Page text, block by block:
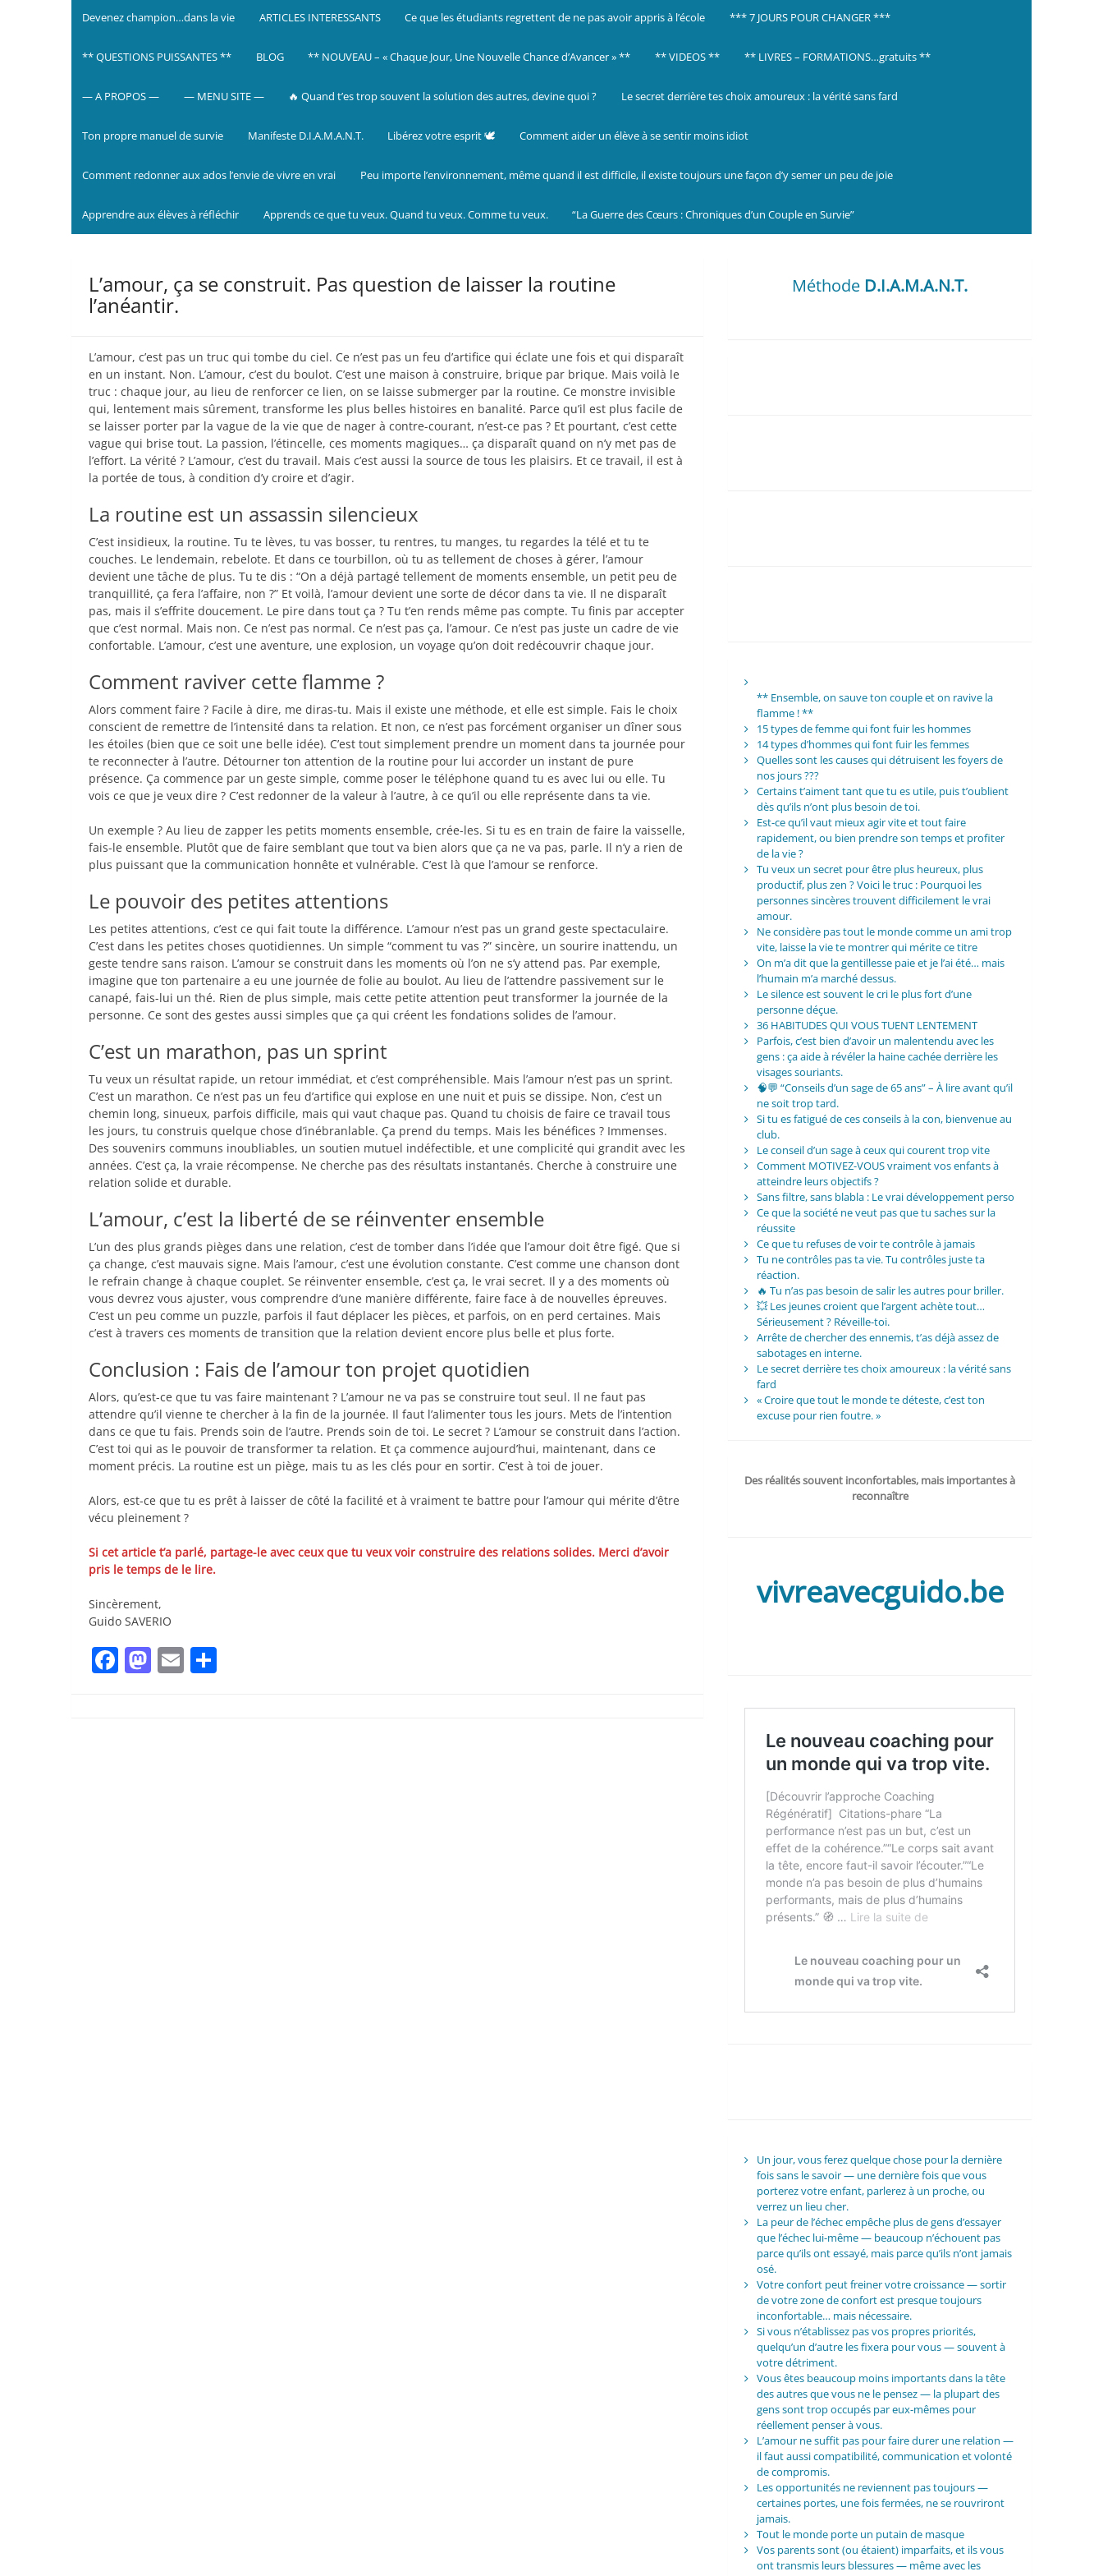
Devenez champion…dans la vie ARTICLES INTERESSANTS Ce que les étudiants regrettent de ne pas avoir appris à l’école *** 7 JOURS POUR CHANGER ***
** QUESTIONS PUISSANTES ** BLOG ** NOUVEAU – « Chaque Jour, Une Nouvelle Chance d’Avancer » ** ** VIDEOS ** ** LIVRES – FORMATIONS…gratuits **
— A PROPOS — — MENU SITE — 🔥 Quand t’es trop souvent la solution des autres, devine quoi ? Le secret derrière tes choix amoureux : la vérité sans fard
Ton propre manuel de survie Manifeste D.I.A.M.A.N.T. Libérez votre esprit 🕊️ Comment aider un élève à se sentir moins idiot
Comment redonner aux ados l’envie de vivre en vrai Peu importe l’environnement, même quand il est difficile, il existe toujours une façon d’y semer un peu de joie
Apprendre aux élèves à réfléchir Apprends ce que tu veux. Quand tu veux. Comme tu veux. “La Guerre des Cœurs : Chroniques d’un Couple en Survie”
L’amour, ça se construit. Pas question de laisser la routine
l’anéantir.
L’amour, c’est pas un truc qui tombe du ciel. Ce n’est pas un feu d’artifice qui éclate une fois et qui disparaît
en un instant. Non. L’amour, c’est du boulot. C’est une maison à construire, brique par brique. Mais voilà le
truc : chaque jour, au lieu de renforcer ce lien, on se laisse submerger par la routine. Ce monstre invisible
qui, lentement mais sûrement, transforme les plus belles histoires en banalité. Parce qu’il est plus facile de
se laisser porter par la vague de la vie que de nager à contre-courant, n’est-ce pas ? Et pourtant, c’est cette
vague qui brise tout. La passion, l’étincelle, ces moments magiques… ça disparaît quand on n’y met pas de
l’effort. La vérité ? L’amour, c’est du travail. Mais c’est aussi la source de tous les plaisirs. Et ce travail, il est à
la portée de tous, à condition d’y croire et d’agir.
La routine est un assassin silencieux
C’est insidieux, la routine. Tu te lèves, tu vas bosser, tu rentres, tu manges, tu regardes la télé et tu te
couches. Le lendemain, rebelote. Et dans ce tourbillon, où tu as tellement de choses à gérer, l’amour
devient une tâche de plus. Tu te dis : “On a déjà partagé tellement de moments ensemble, un petit peu de
tranquillité, ça fera l’affaire, non ?” Et voilà, l’amour devient une sorte de décor dans ta vie. Il ne disparaît
pas, mais il s’effrite doucement. Le pire dans tout ça ? Tu t’en rends même pas compte. Tu finis par accepter
que c’est normal. Mais non. Ce n’est pas normal. Ce n’est pas ça, l’amour. Ce n’est pas juste un cadre de vie
confortable. L’amour, c’est une aventure, une explosion, un voyage qu’on doit redécouvrir chaque jour.
Comment raviver cette flamme ?
Alors comment faire ? Facile à dire, me diras-tu. Mais il existe une méthode, et elle est simple. Fais le choix
conscient de remettre de l’intensité dans ta relation. Et non, ce n’est pas forcément organiser un dîner sous
les étoiles (bien que ce soit une belle idée). C’est tout simplement prendre un moment dans ta journée pour
te reconnecter à l’autre. Détourner ton attention de la routine pour lui accorder un instant de pure
présence. Ça commence par un geste simple, comme poser le téléphone quand tu es avec lui ou elle. Tu
vois ce que je veux dire ? C’est redonner de la valeur à l’autre, à ce qu’il ou elle représente dans ta vie.
Un exemple ? Au lieu de zapper les petits moments ensemble, crée-les. Si tu es en train de faire la vaisselle,
fais-le ensemble. Plutôt que de faire semblant que tout va bien alors que ça ne va pas, parle. Il n’y a rien de
plus puissant que la communication honnête et vulnérable. C’est là que l’amour se renforce.
Le pouvoir des petites attentions
Les petites attentions, c’est ce qui fait toute la différence. L’amour n’est pas un grand geste spectaculaire.
C’est dans les petites choses quotidiennes. Un simple “comment tu vas ?” sincère, un sourire inattendu, un
geste tendre sans raison. L’amour se construit dans les moments où l’on ne s’y attend pas. Par exemple,
imagine que ton partenaire a eu une journée de folie au boulot. Au lieu de l’attendre passivement sur le
canapé, fais-lui un thé. Rien de plus simple, mais cette petite attention peut transformer la journée de la
personne. Ce sont des gestes aussi simples que ça qui créent les fondations solides de l’amour.
C’est un marathon, pas un sprint
Tu veux un résultat rapide, un retour immédiat, et c’est compréhensible. Mais l’amour n’est pas un sprint.
C’est un marathon. Ce n’est pas un feu d’artifice qui explose en une nuit et puis se dissipe. Non, c’est un
chemin long, sinueux, parfois difficile, mais qui vaut chaque pas. Quand tu choisis de faire ce travail tous
les jours, tu construis quelque chose d’inébranlable. Ça prend du temps. Mais les bénéfices ? Immenses.
Des souvenirs communs inoubliables, un soutien mutuel indéfectible, et une complicité qui grandit avec les
années. C’est ça, la vraie récompense. Ne cherche pas des résultats instantanés. Cherche à construire une
relation solide et durable.
L’amour, c’est la liberté de se réinventer ensemble
L’un des plus grands pièges dans une relation, c’est de tomber dans l’idée que l’amour doit être figé. Que si
ça change, c’est mauvais signe. Mais l’amour, c’est une évolution constante. C’est comme une chanson dont
le refrain change à chaque couplet. Se réinventer ensemble, c’est ça, le vrai secret. Il y a des moments où
vous devrez vous ajuster, vous comprendre d’une manière différente, faire face à de nouvelles épreuves.
C’est un peu comme un puzzle, parfois il faut déplacer les pièces, et parfois, on en perd certaines. Mais
c’est à travers ces moments de transition que la relation devient encore plus belle et plus forte.
Conclusion : Fais de l’amour ton projet quotidien
Alors, qu’est-ce que tu vas faire maintenant ? L’amour ne va pas se construire tout seul. Il ne faut pas
attendre qu’il vienne te chercher à la fin de la journée. Il faut l’alimenter tous les jours. Mets de l’intention
dans ce que tu fais. Prends soin de l’autre. Prends soin de toi. Le secret ? L’amour se construit dans l’action.
C’est toi qui as le pouvoir de transformer ta relation. Et ça commence aujourd’hui, maintenant, dans ce
moment précis. La routine est un piège, mais tu as les clés pour en sortir. C’est à toi de jouer.
Alors, est-ce que tu es prêt à laisser de côté la facilité et à vraiment te battre pour l’amour qui mérite d’être
vécu pleinement ?
Si cet article t’a parlé, partage-le avec ceux que tu veux voir construire des relations solides. Merci d’avoir
pris le temps de le lire.
Sincèrement,
Guido SAVERIO
Facebook
Mastodon
Email
Méthode D.I.A.M.A.N.T.
** Ensemble, on sauve ton couple et on ravive la
flamme ! **
15 types de femme qui font fuir les hommes
14 types d’hommes qui font fuir les femmes
Quelles sont les causes qui détruisent les foyers de
nos jours ???
Certains t’aiment tant que tu es utile, puis t’oublient
dès qu’ils n’ont plus besoin de toi.
Est-ce qu’il vaut mieux agir vite et tout faire
rapidement, ou bien prendre son temps et profiter
de la vie ?
Tu veux un secret pour être plus heureux, plus
productif, plus zen ? Voici le truc : Pourquoi les
personnes sincères trouvent difficilement le vrai
amour.
Ne considère pas tout le monde comme un ami trop
vite, laisse la vie te montrer qui mérite ce titre
On m’a dit que la gentillesse paie et je l’ai été… mais
l’humain m’a marché dessus.
Le silence est souvent le cri le plus fort d’une
personne déçue.
36 HABITUDES QUI VOUS TUENT LENTEMENT
Parfois, c’est bien d’avoir un malentendu avec les
gens : ça aide à révéler la haine cachée derrière les
visages souriants.
🧠💬 “Conseils d’un sage de 65 ans” – À lire avant qu’il
ne soit trop tard.
Si tu es fatigué de ces conseils à la con, bienvenue au
club.
Le conseil d’un sage à ceux qui courent trop vite
Comment MOTIVEZ-VOUS vraiment vos enfants à
atteindre leurs objectifs ?
Sans filtre, sans blabla : Le vrai développement perso
Ce que la société ne veut pas que tu saches sur la
réussite
Ce que tu refuses de voir te contrôle à jamais
Tu ne contrôles pas ta vie. Tu contrôles juste ta
réaction.
🔥 Tu n’as pas besoin de salir les autres pour briller.
💥 Les jeunes croient que l’argent achète tout…
Sérieusement ? Réveille-toi.
Arrête de chercher des ennemis, t’as déjà assez de
sabotages en interne.
Le secret derrière tes choix amoureux : la vérité sans
fard
« Croire que tout le monde te déteste, c’est ton
excuse pour rien foutre. »
Des réalités souvent inconfortables, mais importantes à
reconnaître
vivreavecguido.be
Un jour, vous ferez quelque chose pour la dernière
fois sans le savoir — une dernière fois que vous
porterez votre enfant, parlerez à un proche, ou
verrez un lieu cher.
La peur de l’échec empêche plus de gens d’essayer
que l’échec lui-même — beaucoup n’échouent pas
parce qu’ils ont essayé, mais parce qu’ils n’ont jamais
osé.
Votre confort peut freiner votre croissance — sortir
de votre zone de confort est presque toujours
inconfortable… mais nécessaire.
Si vous n’établissez pas vos propres priorités,
quelqu’un d’autre les fixera pour vous — souvent à
votre détriment.
Vous êtes beaucoup moins importants dans la tête
des autres que vous ne le pensez — la plupart des
gens sont trop occupés par eux-mêmes pour
réellement penser à vous.
L’amour ne suffit pas pour faire durer une relation —
il faut aussi compatibilité, communication et volonté
de compromis.
Les opportunités ne reviennent pas toujours —
certaines portes, une fois fermées, ne se rouvriront
jamais.
Tout le monde porte un putain de masque
Vos parents sont (ou étaient) imparfaits, et ils vous
ont transmis leurs blessures — même avec les